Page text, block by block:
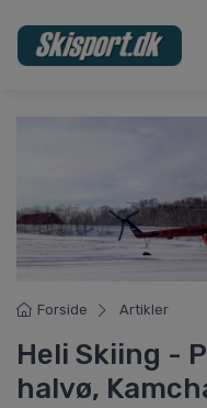
Forside Artikler
Heli Skiing -
halvø,